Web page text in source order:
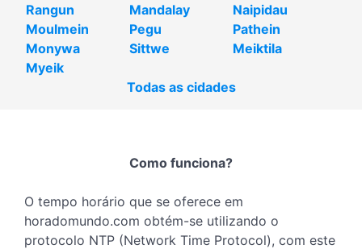
Rangun
Mandalay
Naipidau
Moulmein
Pegu
Pathein
Monywa
Sittwe
Meiktila
Myeik
Todas as cidades
Como funciona?
O tempo horário que se oferece em
horadomundo.com obtém-se utilizando o
protocolo NTP (Network Time Protocol), com este